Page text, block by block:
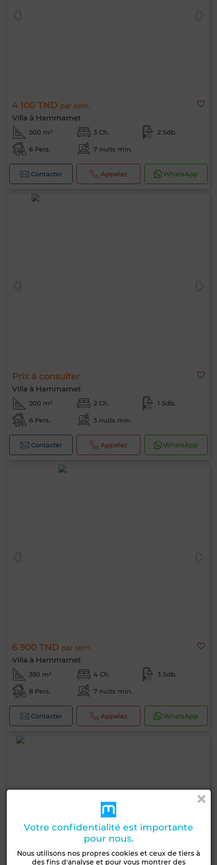
4 100 TND par sem.
Villa à Hammamet
500 m² 3 Ch. 2 Sdb.
6 Pers. 7 nuits min.
Contacter Appelez WhatsApp
Prix à consulter
Villa à Hammamet
200 m² 2 Ch. 1 Sdb.
6 Pers. 3 nuits min.
Contacter Appelez WhatsApp
6 900 TND par sem.
Villa à Hammamet
350 m² 4 Ch. 3 Sdb.
8 Pers. 7 nuits min.
Contacter Appelez WhatsApp
Votre confidentialité est importante
pour nous.
Nous utilisons nos propres cookies et ceux de tiers à
des fins d'analyse et pour vous montrer des